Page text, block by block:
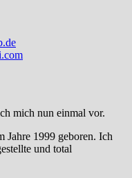
mich nun einmal vor.
Jahre 1999 geboren. Ich
und total